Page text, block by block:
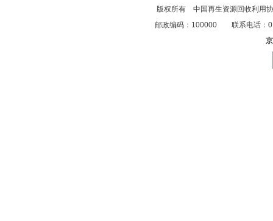
版权所有 中国再生资源回收利用
邮政编码：100000 联系电话：